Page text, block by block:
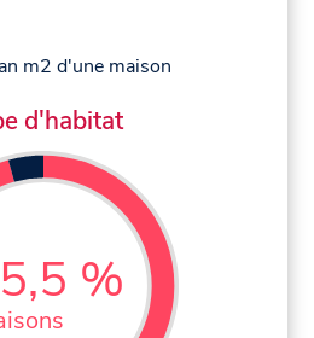
m2 d'une maison
d'habitat
%